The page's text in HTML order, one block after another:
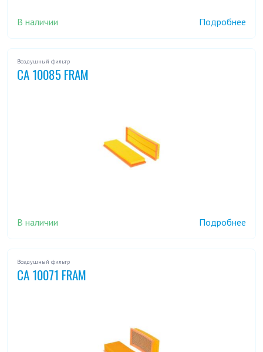
В наличии Подробнее
Воздушный фильтр
CA 10085 FRAM
В наличии Подробнее
Воздушный фильтр
CA 10071 FRAM